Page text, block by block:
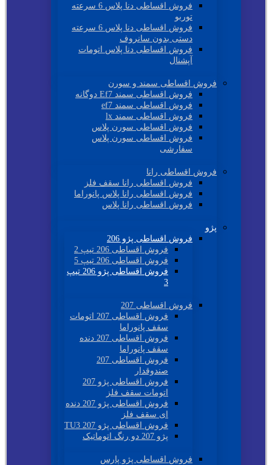
فروش اقساطی دنا پلاس 6 سرعته
توربو
فروش اقساطی دنا پلاس 6 سرعته
دستی بدون سانروف
فروش اقساطی دنا پلاس اتومات
آپشنال
فروش اقساطی سمند و سورن
فروش اقساطی سمند Ef7 دوگانه
فروش اقساطی سمند ef7
فروش اقساطی سمند lx
فروش اقساطی سورن پلاس
فروش اقساطی سورن پلاس
سفارشی
فروش اقساطی رانا
فروش اقساطی رانا سقف فلز
فروش اقساطی رانا پلاس پانوراما
فروش اقساطی رانا پلاس
پژو
فروش اقساطی پژو 206
فروش اقساطی 206 تیپ 2
فروش اقساطی 206 تیپ 5
فروش اقساطی پژو 206 تیپ
3
فروش اقساطی 207
فروش اقساطی 207 اتومات
سقف پانوراما
فروش اقساطی 207 دنده
سقف پانوراما
فروش اقساطی 207
صندوقدار
فروش اقساطی پژو 207
اتومات سقف فلز
فروش اقساطی پژو 207 دنده
ای سقف فلز
فروش اقساطی پژو 207 TU3
پژو 207 دو رنگ اتوماتیک
فروش اقساطی پژو پارس